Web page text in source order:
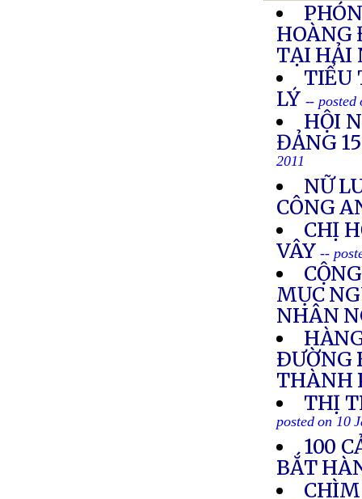
HOÀNG
TẠI HẢI
TIỂU
LÝ -- posted
HỘI
ĐẢNG
2011
NỮ
CÔNG
CHỊ
VÂY--
MỤC
NHÂN
ÐƯỜNG
THÀNH
THỊ
posted on 10
100
BẮT